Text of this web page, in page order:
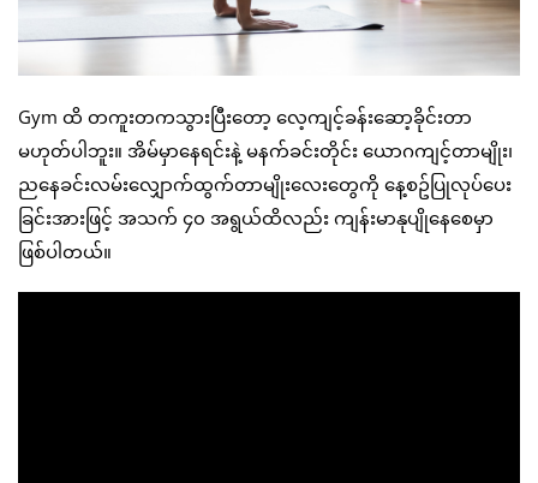
Gym ထိ တကူးတကသွားပြီးတော့ လေ့ကျင့်ခန်းဆော့ခိုင်းတာ
မဟုတ်ပါဘူး။ အိမ်မှာနေရင်းနဲ့ မနက်ခင်းတိုင်း ယောဂကျင့်တာမျိုး၊
ညနေခင်းလမ်းလျှောက်ထွက်တာမျိုးလေးတွေကို နေ့စဥ်ပြုလုပ်ပေး
ခြင်းအားဖြင့် အသက် ၄၀ အရွယ်ထိလည်း ကျန်းမာနုပျိုနေစေမှာ
ဖြစ်ပါတယ်။